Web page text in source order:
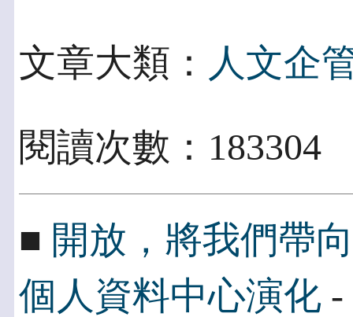
文章大類： 人文企
閱讀次數：
■ 開放，將我們帶
個人資料中心演化 -